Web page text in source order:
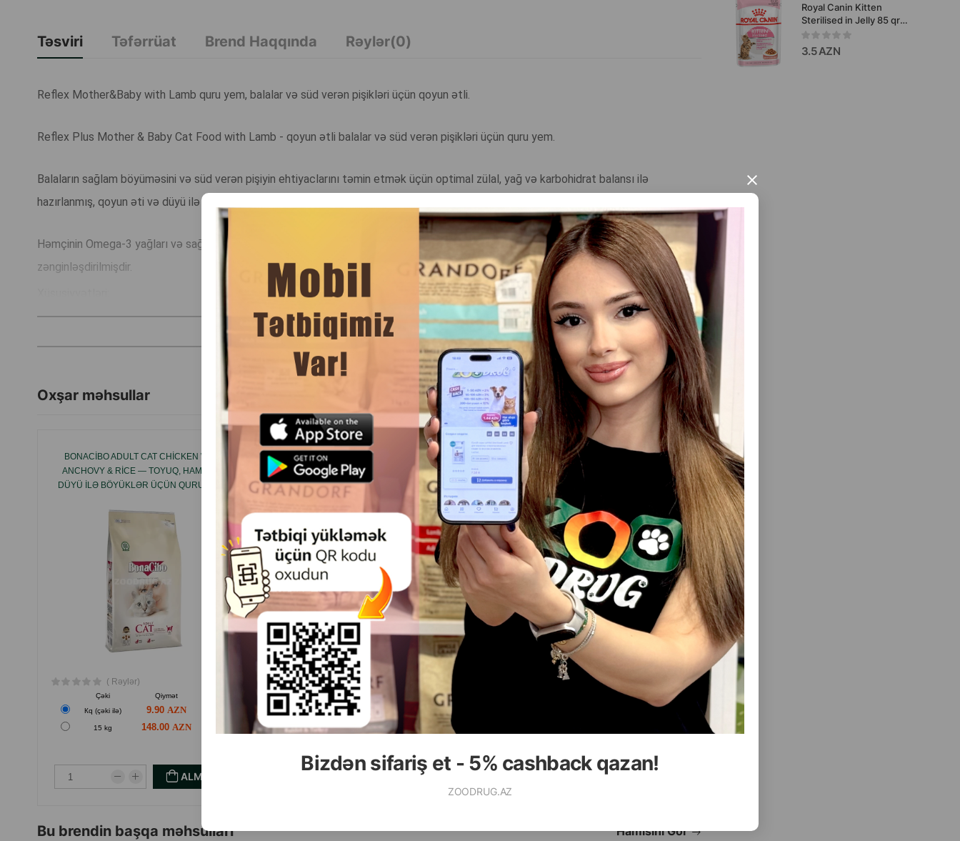
Bizdən sifariş et - 5% cashback qazan!
ZOODRUG.AZ
×
Təsviri Təfərrüat Brend Haqqında Rəylər(0)
Reflex Mother&Baby with Lamb quru yem, balalar və süd verən pişikləri üçün qoyun ətli.
Reflex Plus Mother & Baby Cat Food with Lamb - qoyun ətli balalar və süd verən pişikləri üçün quru yem.
Balaların sağlam böyüməsini və süd verən pişiyin ehtiyaclarını təmin etmək üçün optimal zülal, yağ və karbohidrat balansı ilə
hazırlanmış, qoyun əti və düyü ilə tam və balanslı quru yem.
Həmçinin Omega-3 yağları və sağlam maddələr mübadiləsi və sümük inkişafına kömək edən zəruri minerallar və vitaminlərlə
zənginləşdirilmişdir.
Sağlam və düzgün inkişaf.
DAHA ÇOX OXU
Oxşar məhsullar Hamısını Gör
BONACIBO ADULT CAT CHICKEN WITH
ANCHOVY & RICE — TOYUQ, HAMSI VƏ
DÜYÜ ILƏ BÖYÜKLƏR ÜÇÜN QURU PIŞIK
( Rəylər)
Çəki Qiymət
Кq (çəki ilə)
9.90
15 kg 148.00
ALMAQ
GRANDORF FRESH HOLISTIC
HYPOALLERGENIC ADULT FRESH DUCK -
YETKIN PIŞIKLƏR ÜÇÜN ÖRDƏK ƏTLI,
HIPOALLERGEN, DƏNƏSIZ HOLISTIK
QURU YEMDIR.
( Rəylər)
Çəki Qiymət
Almaq
Кq (çəki ilə)
42.50
2 kg 85.00
ALMAQ
QURU YEM MONGE CAT URINARY - SIDIK
DAŞI XƏSTƏLIYININ YARANMASININ
QARŞISINI ALAN BÖYÜKLƏR ÜÇÜN PIŞIK
VƏ PIŞIKLƏR ÜÇÜN
( Rəylər)
Qiymət
Almaq
TOYUQ ƏTLI FELIX® ƏT DADLI QURU PIŞIK
Bu brendin başqa məhsulları Hamısını Gör
Royal Canin Kitten
Sterilised in Jelly 85 qr
sterilizə olunmuş pişik
balaları üçün yaş yem.
3.5 AZN